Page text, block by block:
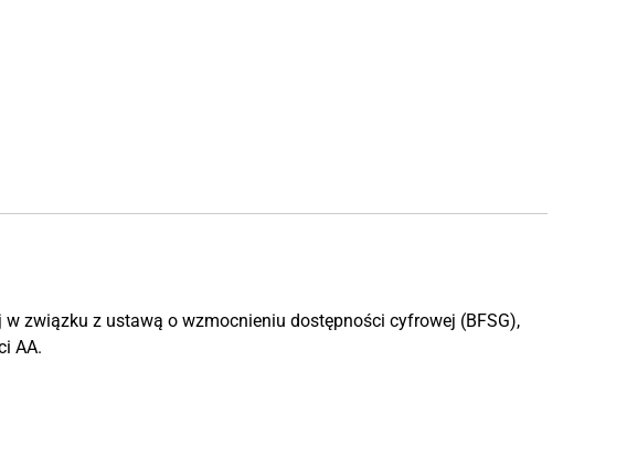
związku z ustawą o wzmocnieniu dostępności cyfrowej (BFSG),
AA.